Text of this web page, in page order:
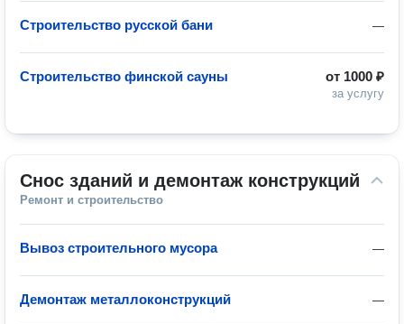
—
Строительство русской бани
от 1000 ₽
за услугу
Строительство финской сауны
Снос зданий и демонтаж конструкций
Ремонт и строительство
—
Вывоз строительного мусора
—
Демонтаж металлоконструкций